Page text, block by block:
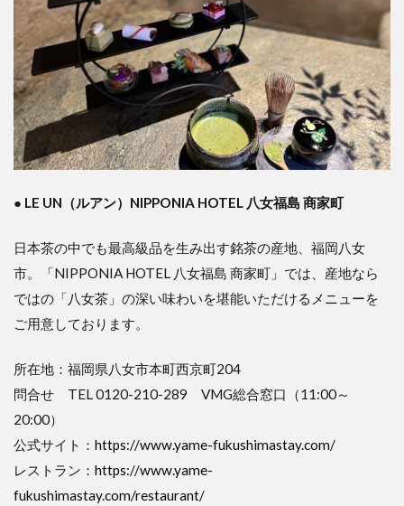
● LE UN（ルアン）NIPPONIA HOTEL 八女福島 商家町
日本茶の中でも最高級品を生み出す銘茶の産地、福岡八女
市。「NIPPONIA HOTEL 八女福島 商家町」では、産地なら
ではの「八女茶」の深い味わいを堪能いただけるメニューを
ご用意しております。
所在地：福岡県八女市本町西京町204
問合せ TEL 0120-210-289 VMG総合窓口（11:00～
20:00）
公式サイト： https://www.yame-fukushimastay.com/
レストラン： https://www.yame-
fukushimastay.com/restaurant/